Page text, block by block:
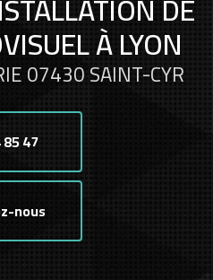
À LYON
07430 SAINT-CYR
47
nous